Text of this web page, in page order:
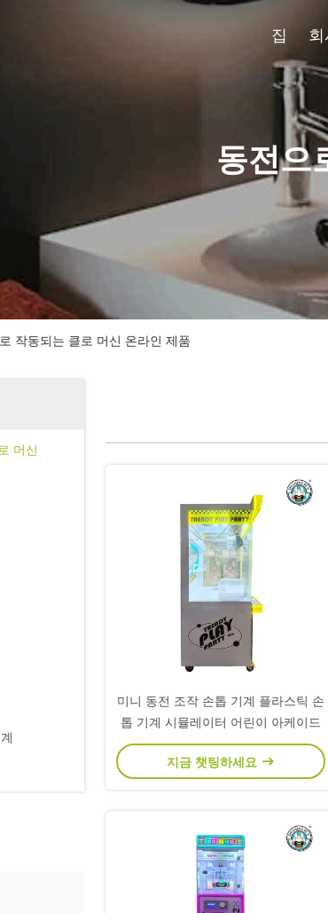
집 회
동전으
작동되는 클로 머신 온라인 제품
머신
미니 동전 조작 손톱 기계 플라스틱 손
톱 기계 시뮬레이터 어린이 아케이드
지금 챗팅하세요